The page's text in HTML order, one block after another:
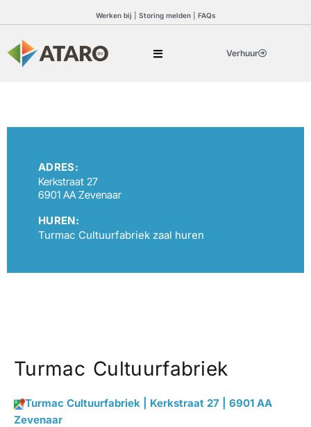
Werken bij Storing melden| FAQs
Verhuur
ADRES:
Kerkstraat 27
6901 AA Zevenaar
HUREN:
Turmac Cultuurfabriek zaal huren
Turmac Cultuurfabriek
Turmac Cultuurfabriek | Kerkstraat 27 | 6901 AA
Zevenaar